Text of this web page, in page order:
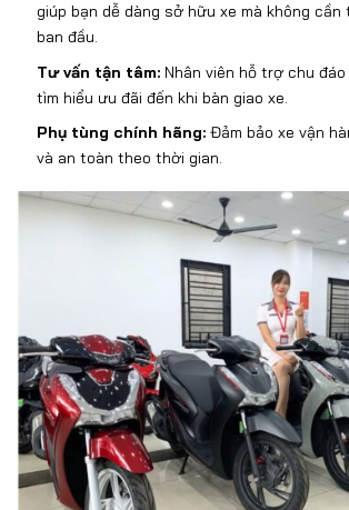
giúp bạn dễ dàng sở hữu xe mà không cần
banđầu.
Tư vấn tận tâm: Nhân viên hỗ trợ chuđ
tìm hiểu ưu đãiđến khi bàn giao xe.
Phụ tùng chính hãng: Đảm bảo xe vận h
và an toàn theo thời gian.